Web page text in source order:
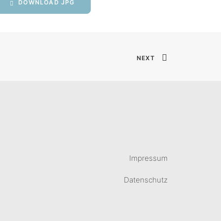
DOWNLOAD JPG
NEXT
Impressum
Datenschutz